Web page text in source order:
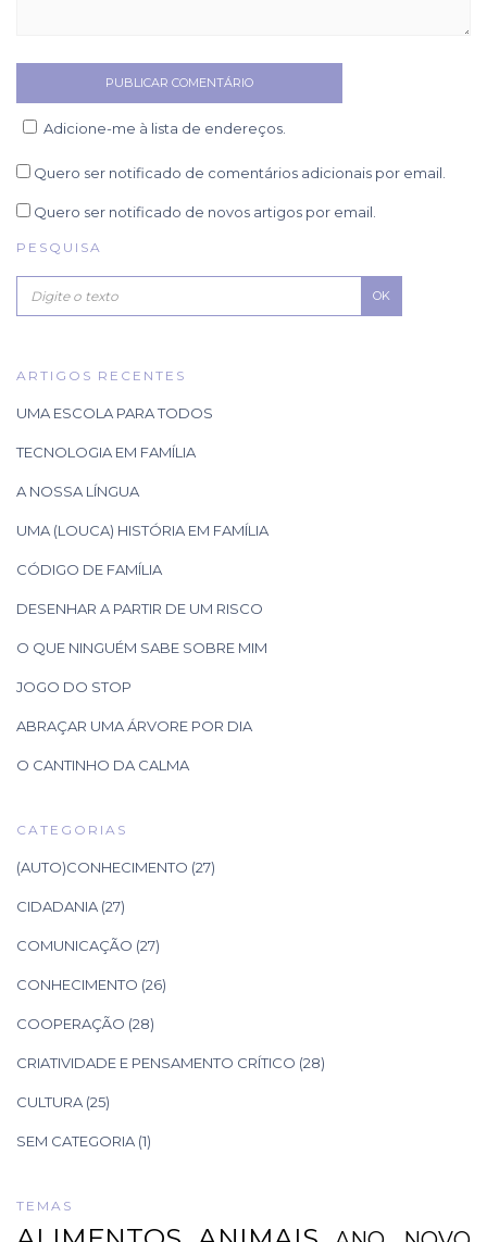
Adicione-me à lista de endereços.
Quero ser notificado de comentários adicionais por email.
Quero ser notificado de novos artigos por email.
PESQUISA
OK
ARTIGOS RECENTES
UMA ESCOLA PARA TODOS
TECNOLOGIA EM FAMÍLIA
A NOSSA LÍNGUA
UMA (LOUCA) HISTÓRIA EM FAMÍLIA
CÓDIGO DE FAMÍLIA
DESENHAR A PARTIR DE UM RISCO
O QUE NINGUÉM SABE SOBRE MIM
JOGO DO STOP
ABRAÇAR UMA ÁRVORE POR DIA
O CANTINHO DA CALMA
CATEGORIAS
(AUTO)CONHECIMENTO (27)
CIDADANIA (27)
COMUNICAÇÃO (27)
CONHECIMENTO (26)
COOPERAÇÃO (28)
CRIATIVIDADE E PENSAMENTO CRÍTICO (28)
CULTURA (25)
SEM CATEGORIA (1)
TEMAS